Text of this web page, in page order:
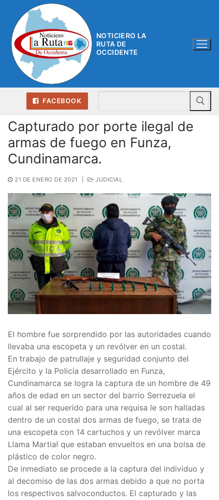
contenido
NOTICIERO LA
RUTA DE
OCCIDENTE
FACEBOOK
Capturado por porte ilegal de
armas de fuego en Funza,
Cundinamarca.
21 DE ENERO DE 2021 JUDICIAL
El hombre fue sorprendido por las autoridades cuando
llevaba una escopeta y un revólver en un costal.
En trabajo de patrullaje y seguridad conjunto del
Ejército y la Policía desarrollado en Funza,
Cundinamarca se logra la captura de un hombre de 49
años de edad en un sector del barrio Serrezuela el
cual al ser requerido para una requisa le son halladas
dentro de un costal dos armas de fuego, se trata de
una escopeta con 14 cartuchos y un revólver marca
Llama Martial que estaban envueltos en una bolsa de
plástico de color negro.
De inmediato se procede a la captura del individuo y
al decomiso de las dos armas debido a que no porta
los respectivos salvoconductos. El capturado y las